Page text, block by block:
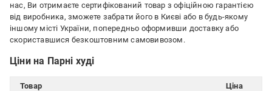
нас, Ви отримаєте сертифікований товар з офіційною гарантією
від виробника, зможете забрати його в Києві або в будь-якому
іншому місті України, попередньо оформивши доставку або
скориставшися безкоштовним самовивозом.
Ціни на Парні худі
Товар
Ціна